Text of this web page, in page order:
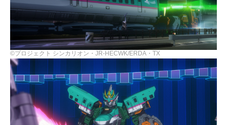
©プロジェクト シンカリオン・JR-HECWK/ERDA・TX